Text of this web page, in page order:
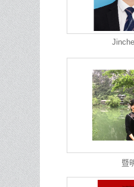
暨